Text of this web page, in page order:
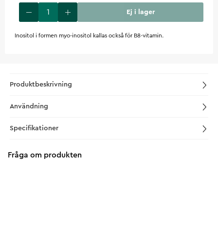
Ej i lager
Inositol i formen myo-inositol kallas också för B8-vitamin.
Produktbeskrivning
Användning
Specifikationer
Fråga om produkten